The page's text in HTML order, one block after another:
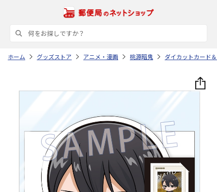
ホーム グッズストア アニメ・漫画 桃源暗鬼 ダイカットカード